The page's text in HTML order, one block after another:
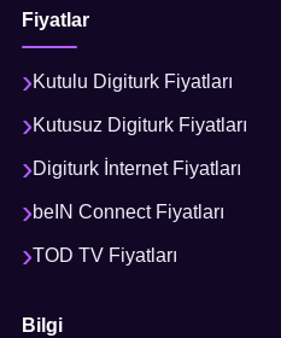
Fiyatlar
Kutulu Digiturk Fiyatları
Kutusuz Digiturk Fiyatları
Digiturk İnternet Fiyatları
beIN Connect Fiyatları
TOD TV Fiyatları
Bilgi